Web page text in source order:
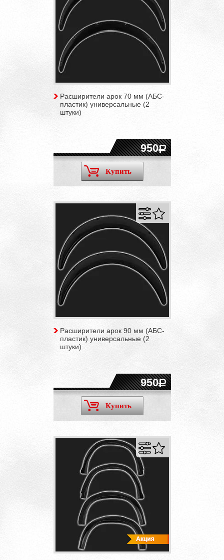
Расширители арок 70 мм (АБС-
пластик) универсальные (2
штуки)
950
Купить
Расширители арок 90 мм (АБС-
пластик) универсальные (2
штуки)
950
Купить